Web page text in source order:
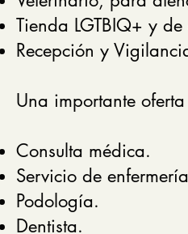
Tienda LGTBIQ+ y
Recepción y
Una importante
Consulta médica.
Servicio de
Podología.
Dentista.